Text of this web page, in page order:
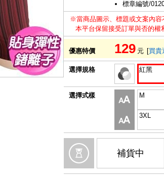
標章編號/
※當商品圖示、標題或文案內容
本平台保留接受訂單與否的權
優惠特價 129 元 [買貴
選擇規格 紅黑
選擇式樣 M
3XL
補貨中